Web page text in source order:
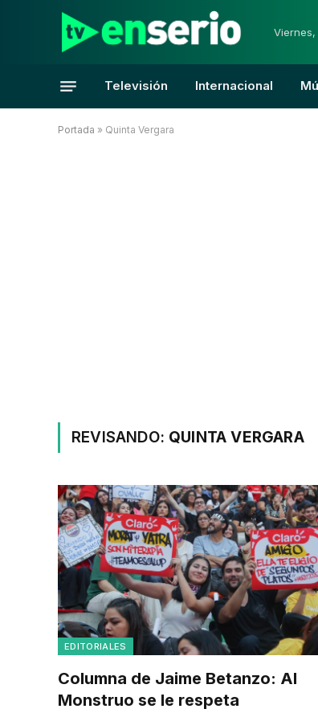
Televisión Internacional
Portada » Quinta Vergara
REVISANDO: QUINTA VERGARA
EDITORIALES
Columna de Jaime Betanzo: Al
Monstruo se le respeta